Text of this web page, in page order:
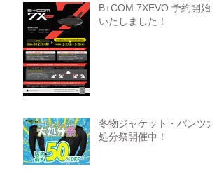
B+COM 7XEVO 予約開始
いたしました！
冬物ジャケット・パンツ大
処分祭開催中！